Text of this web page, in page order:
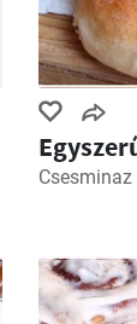
Csesminaz